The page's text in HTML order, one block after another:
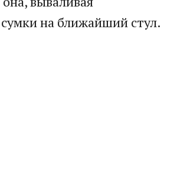
на ближайший стул.